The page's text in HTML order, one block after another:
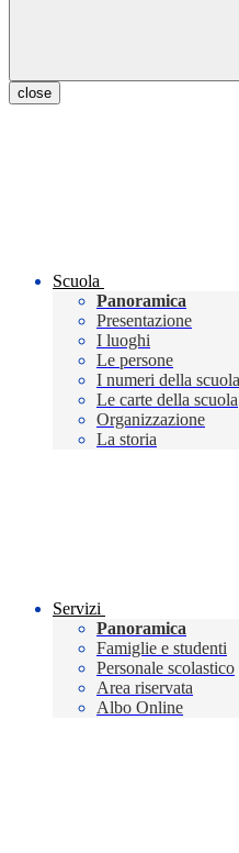
close
Scuola
Panoramica
Presentazione
I luoghi
Le persone
I numeri della scuola
Le carte della scuola
Organizzazione
La storia
Servizi
Panoramica
Famiglie e studenti
Personale scolastico
Area riservata
Albo Online